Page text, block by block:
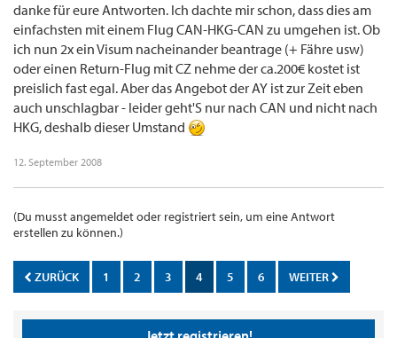
danke für eure Antworten. Ich dachte mir schon, dass dies am
einfachsten mit einem Flug CAN-HKG-CAN zu umgehen ist. Ob
ich nun 2x ein Visum nacheinander beantrage (+ Fähre usw)
oder einen Return-Flug mit CZ nehme der ca.200€ kostet ist
preislich fast egal. Aber das Angebot der AY ist zur Zeit eben
auch unschlagbar - leider geht'S nur nach CAN und nicht nach
HKG, deshalb dieser Umstand
12. September 2008
(Du musst angemeldet oder registriert sein, um eine Antwort
erstellen zu können.)
ZURÜCK 1 2 3 4 5 6 WEITER